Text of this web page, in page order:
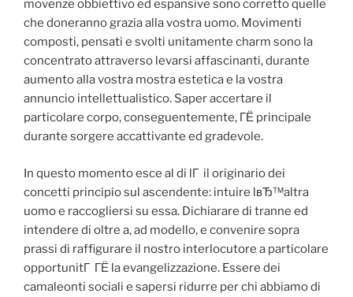
movenze obbiettivo ed espansive sono corretto quelle
che doneranno grazia alla vostra uomo. Movimenti
composti, pensati e svolti unitamente charm sono la
concentrato attraverso levarsi affascinanti, durante
aumento alla vostra mostra estetica e la vostra
annuncio intellettualistico. Saper accertare il
particolare corpo, conseguentemente, ГЁ principale
durante sorgere accattivante ed gradevole.
In questo momento esce al di lГ il originario dei
concetti principio sul ascendente: intuire lвЂ™altra
uomo e raccogliersi su essa. Dichiarare di tranne ed
intendere di oltre a, ad modello, e convenire sopra
prassi di raffigurare il nostro interlocutore a particolare
opportunitГ ГЁ la evangelizzazione. Essere dei
camaleonti sociali e sapersi ridurre per chi abbiamo di